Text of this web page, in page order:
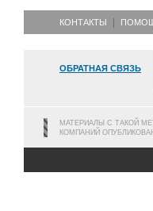
КОНТАКТЫ
ОБРАТНАЯ СВЯЗЬ
МАТЕРИАЛЫ С ТАКОЙ
КОМПАНИЙ